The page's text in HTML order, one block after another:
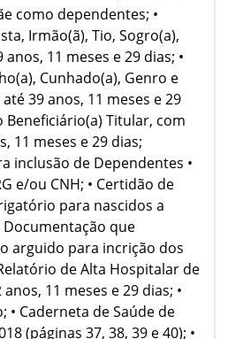
como dependentes; •
Irmão(ã), Tio, Sogro(a),
11 meses e 29 dias; •
Cunhado(a), Genro e
39 anos, 11 meses e 29
Beneficiário(a) Titular, com
11 meses e 29 dias;
inclusão de Dependentes •
e/ou CNH; • Certidão de
para nascidos a
Documentação que
arguido para incrição dos
de Alta Hospitalar de
11 meses e 29 dias; •
• Caderneta de Saúde de
(páginas 37, 38, 39 e 40); •